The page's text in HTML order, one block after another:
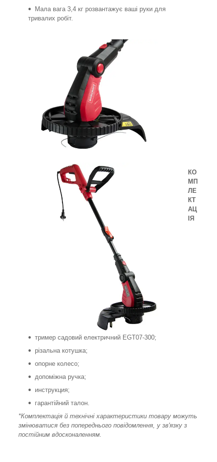
Мала вага 3,4 кг розвантажує ваші руки для
тривалих робіт.
КО
МП
ЛЕ
КТ
АЦ
ІЯ
тример садовий електричний EGT07-300;
різальна котушка;
опорне колесо;
допоміжна ручка;
инструкция;
гарантійний талон.
*Комплектація й технічні характеристики товару можуть
змінюватися без попереднього повідомлення, у зв'язку з
постійним вдосконаленням.